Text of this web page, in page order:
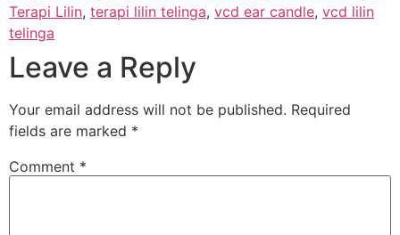
Terapi Lilin, terapi lilin telinga, vcd ear candle, vcd lilin
telinga
Leave a Reply
Your email address will not be published. Required
fields are marked *
Comment *